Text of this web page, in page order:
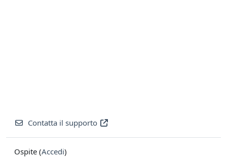
Contatta il supporto
Ospite (Accedi)